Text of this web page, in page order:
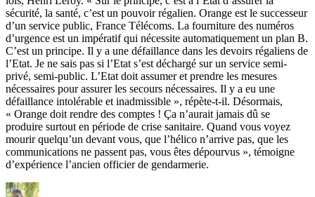
sécurité, la santé, c’est un pouvoir régalien. Orange est le successeur
d’un service public, France Télécoms. La fourniture des numéros
d’urgence est un impératif qui nécessite automatiquement un plan B.
C’est un principe. Il y a une défaillance dans les devoirs régaliens de
l’Etat. Je ne sais pas si l’Etat s’est déchargé sur un service semi-
privé, semi-public. L’Etat doit assumer et prendre les mesures
nécessaires pour assurer les secours nécessaires. Il y a eu une
défaillance intolérable et inadmissible », répète-t-il. Désormais,
« Orange doit rendre des comptes ! Ça n’aurait jamais dû se
produire surtout en période de crise sanitaire. Quand vous voyez
mourir quelqu’un devant vous, que l’hélico n’arrive pas, que les
communications ne passent pas, vous êtes dépourvus », témoigne
d’expérience l’ancien officier de gendarmerie.